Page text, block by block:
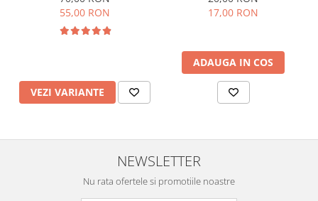
incarcare USB
55,00 RON
VEZI VARIANTE
17,00 RON
ADAUGA IN COS
NEWSLETTER
Nu rata ofertele si promotiile noastre